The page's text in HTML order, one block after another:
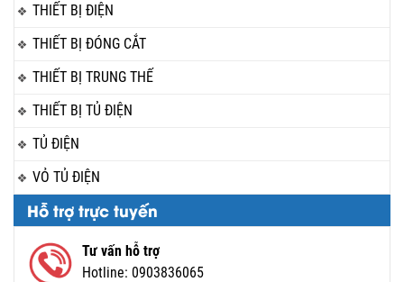
THIẾT BỊ ĐIỆN
THIẾT BỊ ĐÓNG CẮT
THIẾT BỊ TRUNG THẾ
THIẾT BỊ TỦ ĐIỆN
TỦ ĐIỆN
VỎ TỦ ĐIỆN
Hỗ trợ trực tuyến
Tư vấn hỗ trợ
Hotline: 0903836065